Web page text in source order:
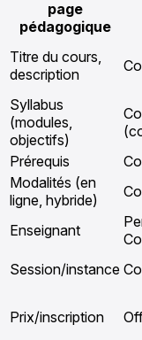
page
pédagogique
Titre du cours,
description
Syllabus
(modules,
objectifs)
Prérequis
Modalités (en
ligne, hybride)
Enseignant
Session/instance
Prix/inscription